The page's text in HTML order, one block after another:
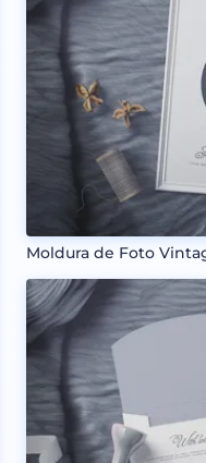
Moldura de Foto